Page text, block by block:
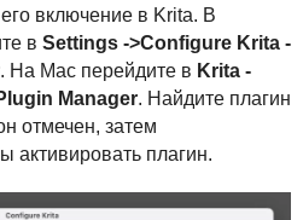
включение в Krita. В
в Settings ->Configure Krita -
. На Mac перейдите в Krita -
Manager. Найдите плагин
отмечен, затем
активировать плагин.